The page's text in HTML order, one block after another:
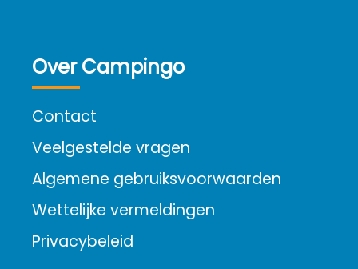
Over Campingo
Contact
Veelgestelde vragen
Algemene gebruiksvoorwaarden
Wettelijke vermeldingen
Privacybeleid